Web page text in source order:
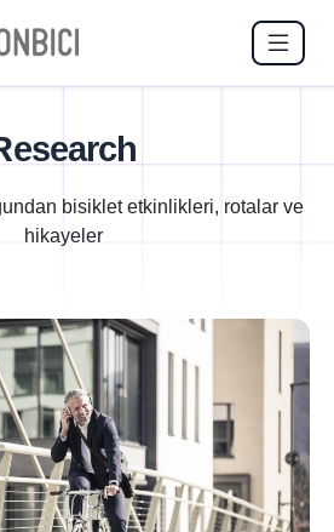
bisiklet etkinlikleri, rotalar ve
hikayeler